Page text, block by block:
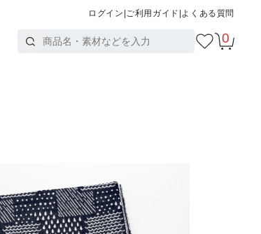
ログイン ご利用ガイド よくある質問
0